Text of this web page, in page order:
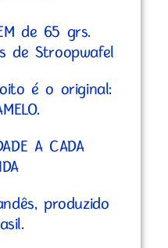
de 65 grs.
de Stroopwafel
é o original:
A CADA
produzido